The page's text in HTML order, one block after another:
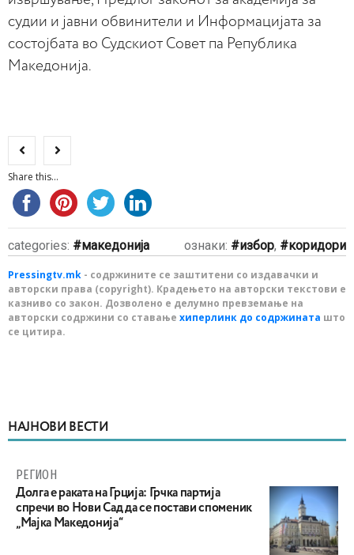
судии и јавни обвинители и Информацијата за
состојбата во Судскиот Совет па Република
Македонија.
Share this...
categories: македонија ознаки: избор, коридори
Pressingtv.mk - содржините се заштитени со издавачки и
авторски права (copyright). Крадењето на авторски текстови е
казниво со закон. Дозволено е делумно превземање на
авторски содржини со ставање хиперлинк до содржината што
се цитира.
НАЈНОВИ ВЕСТИ
РЕГИОН
Долга е раката на Грција: Грчка партија
спречи во Нови Сад да се постави споменик
„Мајка Македонија“